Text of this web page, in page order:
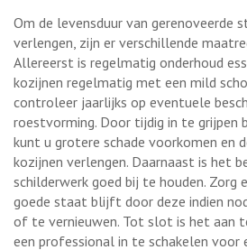
Om de levensduur van gerenoveerde
verlengen, zijn er verschillende
Allereerst is regelmatig onderhoud
kozijnen regelmatig met een mild
controleer jaarlijks op eventuele
roestvorming. Door tijdig in te grijpen
kunt u grotere schade voorkomen en
kozijnen verlengen. Daarnaast is het
schilderwerk goed bij te houden. Zorg
goede staat blijft door deze indien
of te vernieuwen. Tot slot is het aan
een professional in te schakelen voor